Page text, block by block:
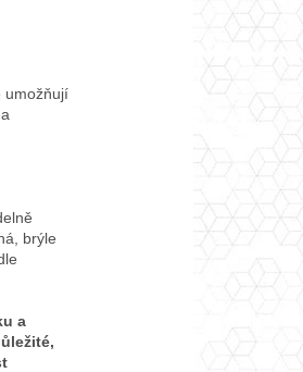
umožňují
brýle
a